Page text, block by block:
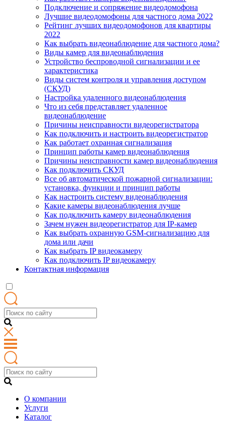
Подключение и сопряжение видеодомофона
Лучшие видеодомофоны для частного дома 2022
Рейтинг лучших видеодомофонов для квартиры
2022
Как выбрать видеонаблюдение для частного дома?
Виды камер для видеонаблюдения
Устройство беспроводной сигнализации и ее
характеристика
Виды систем контроля и управления доступом
(СКУД)
Настройка удаленного видеонаблюдения
Что из себя представляет удаленное
видеонаблюдение
Причины неисправности видеорегистратора
Как подключить и настроить видеорегистратор
Как работает охранная сигнализация
Принцип работы камер видеонаблюдения
Причины неисправности камер видеонаблюдения
Как подключить СКУД
Все об автоматической пожарной сигнализации:
установка, функции и принцип работы
Как настроить систему видеонаблюдения
Какие камеры видеонаблюдения лучше
Как подключить камеру видеонаблюдения
Зачем нужен видеорегистратор для IP-камер
Как выбрать охранную GSM-сигнализацию для
дома или дачи
Как выбрать IP видеокамеру
Как подключить IP видеокамеру
Контактная информация
О компании
Услуги
Каталог